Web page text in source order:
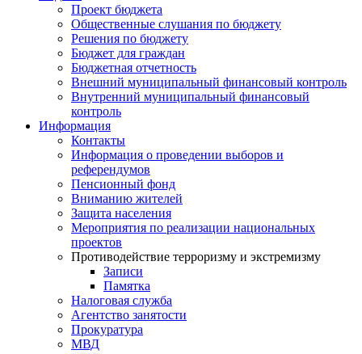
Проект бюджета
Общественные слушания по бюджету
Решения по бюджету
Бюджет для граждан
Бюджетная отчетность
Внешний муниципальный финансовый контроль
Внутренний муниципальный финансовый
контроль
Информация
Контакты
Информация о проведении выборов и
референдумов
Пенсионный фонд
Вниманию жителей
Защита населения
Мероприятия по реализации национальных
проектов
Противодействие терроризму и экстремизму
Записи
Памятка
Налоговая служба
Агентство занятости
Прокуратура
МВД